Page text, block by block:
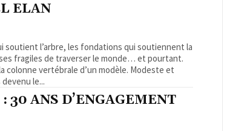
ELAN
soutient l’arbre, les fondations qui soutiennent la
fragiles de traverser le monde… et pourtant.
colonne vertébrale d’un modèle. Modeste et
le...
30 ANS D’ENGAGEMENT